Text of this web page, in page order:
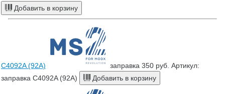
Добавить в корзину
C4092A (92A) заправка 350 руб. Артикул:
заправка C4092A (92A)
Добавить в корзину